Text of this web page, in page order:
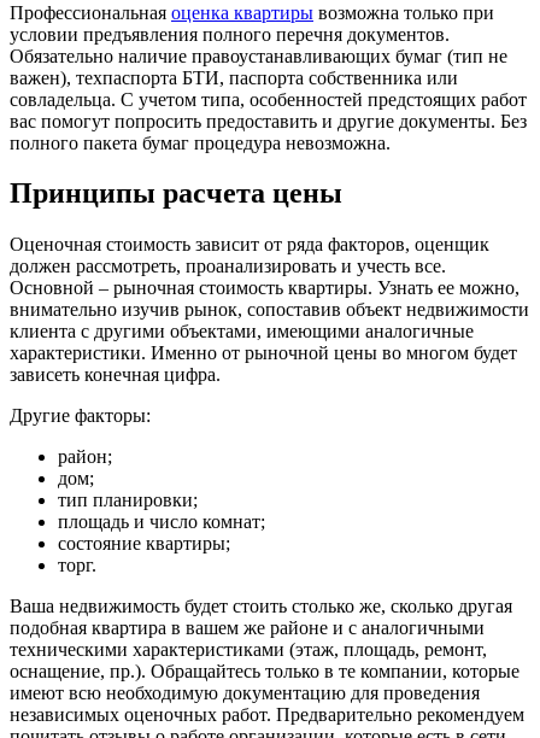
Профессиональная оценка квартиры возможна только при
условии предъявления полного перечня документов.
Обязательно наличие правоустанавливающих бумаг (тип не
важен), техпаспорта БТИ, паспорта собственника или
совладельца. С учетом типа, особенностей предстоящих работ
вас помогут попросить предоставить и другие документы. Без
полного пакета бумаг процедура невозможна.
Принципы расчета цены
Оценочная стоимость зависит от ряда факторов, оценщик
должен рассмотреть, проанализировать и учесть все.
Основной – рыночная стоимость квартиры. Узнать ее можно,
внимательно изучив рынок, сопоставив объект недвижимости
клиента с другими объектами, имеющими аналогичные
характеристики. Именно от рыночной цены во многом будет
зависеть конечная цифра.
Другие факторы:
район;
дом;
тип планировки;
площадь и число комнат;
состояние квартиры;
торг.
Ваша недвижимость будет стоить столько же, сколько другая
подобная квартира в вашем же районе и с аналогичными
техническими характеристиками (этаж, площадь, ремонт,
оснащение, пр.). Обращайтесь только в те компании, которые
имеют всю необходимую документацию для проведения
независимых оценочных работ. Предварительно рекомендуем